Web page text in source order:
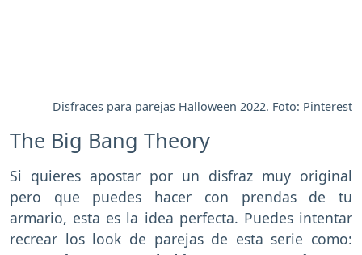
Disfraces para parejas Halloween 2022. Foto: Pinterest
The Big Bang Theory
Si quieres apostar por un disfraz muy original
pero que puedes hacer con prendas de tu
armario, esta es la idea perfecta. Puedes intentar
recrear los look de parejas de esta serie como: